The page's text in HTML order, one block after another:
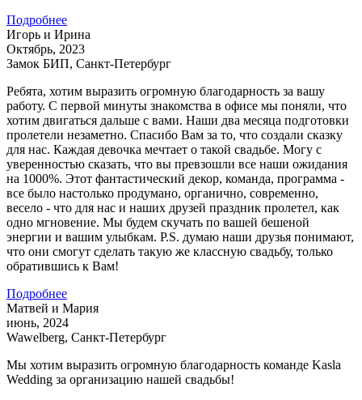
Подробнее
Игорь и Ирина
Октябрь, 2023
Замок БИП, Санкт-Петербург
Ребята, хотим выразить огромную благодарность за вашу
работу. С первой минуты знакомства в офисе мы поняли, что
хотим двигаться дальше с вами. Наши два месяца подготовки
пролетели незаметно. Спасибо Вам за то, что создали сказку
для нас. Каждая девочка мечтает о такой свадьбе. Могу с
уверенностью сказать, что вы превзошли все наши ожидания
на 1000%. Этот фантастический декор, команда, программа -
все было настолько продумано, органично, современно,
весело - что для нас и наших друзей праздник пролетел, как
одно мгновение. Мы будем скучать по вашей бешеной
энергии и вашим улыбкам. P.S. думаю наши друзья понимают,
что они смогут сделать такую же классную свадьбу, только
обратившись к Вам!
Подробнее
Матвей и Мария
июнь, 2024
Wawelberg, Санкт-Петербург
Мы хотим выразить огромную благодарность команде Kasla
Wedding за организацию нашей свадьбы!